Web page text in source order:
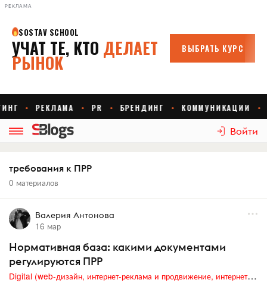
РЕКЛАМА
Войти
требования к ПРР
0 материалов
Валерия Антонова
16 мар
Нормативная база: какими документами
регулируются ПРР
Digital (web-дизайн, интернет-реклама и продвижение, интернет-сообщества и блоги, интернет-коммуникации, мобильный маркетинг, реклама на цифровых экранах)